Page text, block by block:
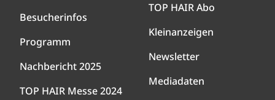
Besucherinfos
Programm
Nachbericht 2025
TOP HAIR Messe 2024
TOP HAIR Abo
Kleinanzeigen
Newsletter
Mediadaten